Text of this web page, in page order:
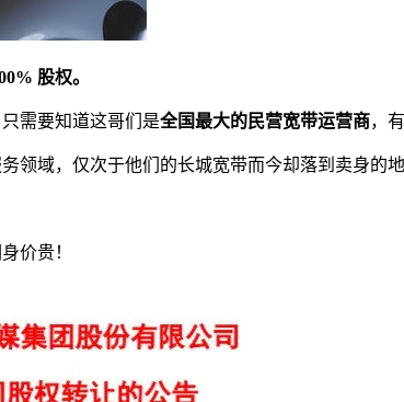
股权。
需要知道这哥们是全国最大的民营宽带运营商，
领域，仅次于他们的长城宽带而今却落到卖身的
价贵！